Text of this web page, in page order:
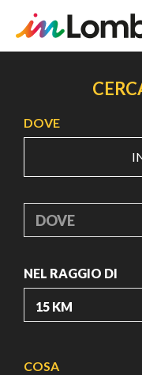
principale
DOVE
DOVE
NEL RAGGIO DI
COSA